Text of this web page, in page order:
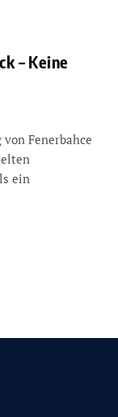
– Keine
Fenerbahce
ein